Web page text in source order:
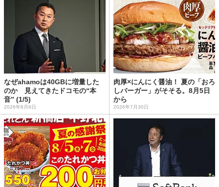
なぜahamoは40GBに増量した
のか 見えてきたドコモの“本
音” (1/5)
2026年8月6日
肉厚×にんにく醤油！ 夏の「おろ
しバーガー」がそそる。8月5日
から
2026年7月30日